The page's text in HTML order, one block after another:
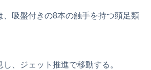
、吸盤付きの8本の触手を持つ頭足類
、ジェット推進で移動する。